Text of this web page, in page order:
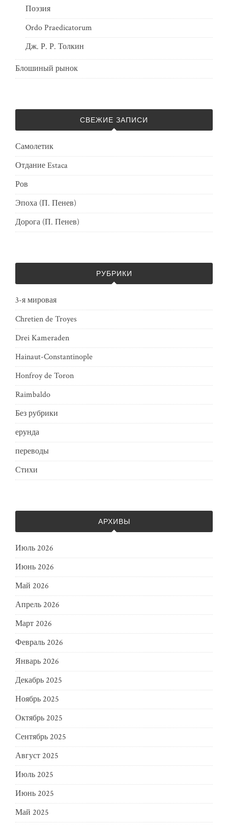
Поэзия
Ordo Praedicatorum
Дж. Р. Р. Толкин
Блошиный рынок
СВЕЖИЕ ЗАПИСИ
Самолетик
Отдание Estaca
Ров
Эпоха (П. Пенев)
Дорога (П. Пенев)
РУБРИКИ
3-я мировая
Chretien de Troyes
Drei Kameraden
Hainaut-Constantinople
Honfroy de Toron
Raimbaldo
Без рубрики
ерунда
переводы
Стихи
АРХИВЫ
Июль 2026
Июнь 2026
Май 2026
Апрель 2026
Март 2026
Февраль 2026
Январь 2026
Декабрь 2025
Ноябрь 2025
Октябрь 2025
Сентябрь 2025
Август 2025
Июль 2025
Июнь 2025
Май 2025